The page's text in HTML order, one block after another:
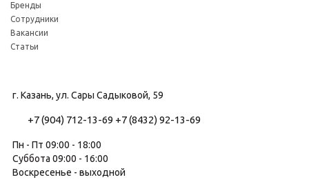
г. Казань, ул. Сары Садыковой, 59
+7 (904) 712-13-69 +7 (8432) 92-13-69
Пн - Пт 09:00 - 18:00
Суббота 09:00 - 16:00
Воскресенье - выходной
Бренды
Сотрудники
Вакансии
Статьи